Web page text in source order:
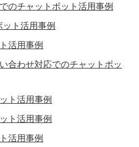
のチャットボット活用事例
ット活用事例
活用事例
合わせ対応でのチャットボッ
ト活用事例
ト活用事例
活用事例